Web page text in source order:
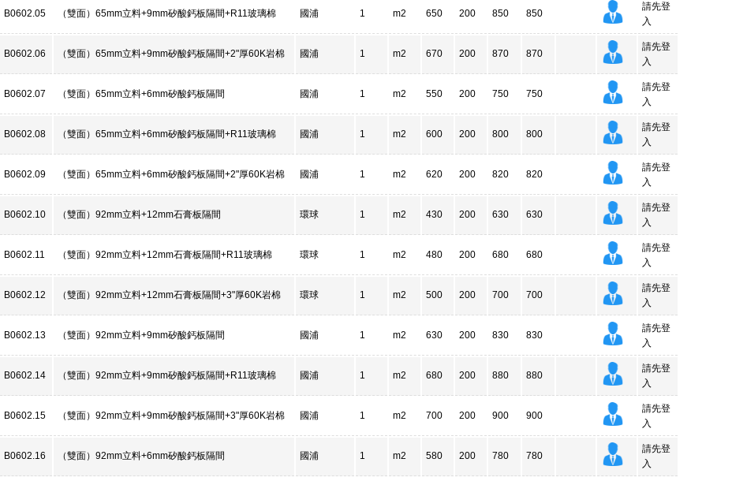
B0602.05 （雙面）65mm立料+9mm矽酸鈣板隔間+R11玻璃棉 國浦 1 m2 650 200 850 850
請先登
入
B0602.06 （雙面）65mm立料+9mm矽酸鈣板隔間+2"厚60K岩棉 國浦 1 m2 670 200 870 870
請先登
入
B0602.07 （雙面）65mm立料+6mm矽酸鈣板隔間 國浦 1 m2 550 200 750 750
請先登
入
B0602.08 （雙面）65mm立料+6mm矽酸鈣板隔間+R11玻璃棉 國浦 1 m2 600 200 800 800
請先登
入
B0602.09 （雙面）65mm立料+6mm矽酸鈣板隔間+2"厚60K岩棉 國浦 1 m2 620 200 820 820
請先登
入
B0602.10 （雙面）92mm立料+12mm石膏板隔間 環球 1 m2 430 200 630 630
請先登
入
B0602.11 （雙面）92mm立料+12mm石膏板隔間+R11玻璃棉 環球 1 m2 480 200 680 680
請先登
入
B0602.12 （雙面）92mm立料+12mm石膏板隔間+3"厚60K岩棉 環球 1 m2 500 200 700 700
請先登
入
B0602.13 （雙面）92mm立料+9mm矽酸鈣板隔間 國浦 1 m2 630 200 830 830
請先登
入
B0602.14 （雙面）92mm立料+9mm矽酸鈣板隔間+R11玻璃棉 國浦 1 m2 680 200 880 880
請先登
入
B0602.15 （雙面）92mm立料+9mm矽酸鈣板隔間+3"厚60K岩棉 國浦 1 m2 700 200 900 900
請先登
入
B0602.16 （雙面）92mm立料+6mm矽酸鈣板隔間 國浦 1 m2 580 200 780 780
請先登
入